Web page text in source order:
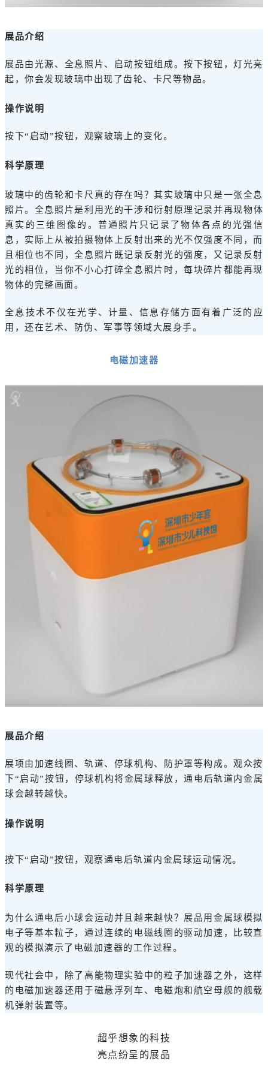
展品介绍
展品由光源、全息照片、启动按钮组成。按下按钮，灯光亮
起，你会发现玻璃中出现了齿轮、卡尺等物品。
操作说明
按下“启动”按钮，观察玻璃上的变化。
科学原理
玻璃中的齿轮和卡尺真的存在吗？其实玻璃中只是一张全息
照片。 全息照片是利用光的干涉和衍射原理记录并再现物体
真实的三维图像的。普通照片只记录了物体各点的光强信
息，实际上从被拍摄物体上反射出来的光不仅强度不同，而
且相位也不同，全息照片既记录反射光的强度，又记录反射
光的相位，当你不小心打碎全息照片时，每块碎片都能再现
物体的完整画面。
全息技术不仅在光学、计量、信息存储方面有着广泛的应
用，还在艺术、防伪、军事等领域大展身手。
电磁加速器
展品介绍
展项由加速线圈、轨道、停球机构、防护罩等构成。观众按
下“启动”按钮，停球机构将金属球释放，通电后轨道内金属
球会越转越快。
操作说明
按下“启动”按钮，观察通电后轨道内金属球运动情况。
科学原理
为什么通电后小球会运动并且越来越快？展品用金属球模拟
电子等基本粒子，通过连续的电磁线圈的驱动加速，比较直
观的模拟演示了电磁加速器的工作过程。
现代社会中，除了高能物理实验中的粒子加速器之外，这样
的电磁加速器还用于磁悬浮列车、电磁炮和航空母舰的舰载
机弹射装置等。
超乎想象的科技
亮点纷呈的展品